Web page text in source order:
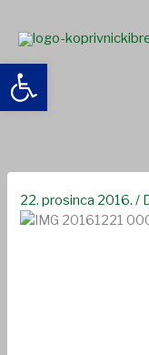
Open toolbar
content
22. prosinca 2016./